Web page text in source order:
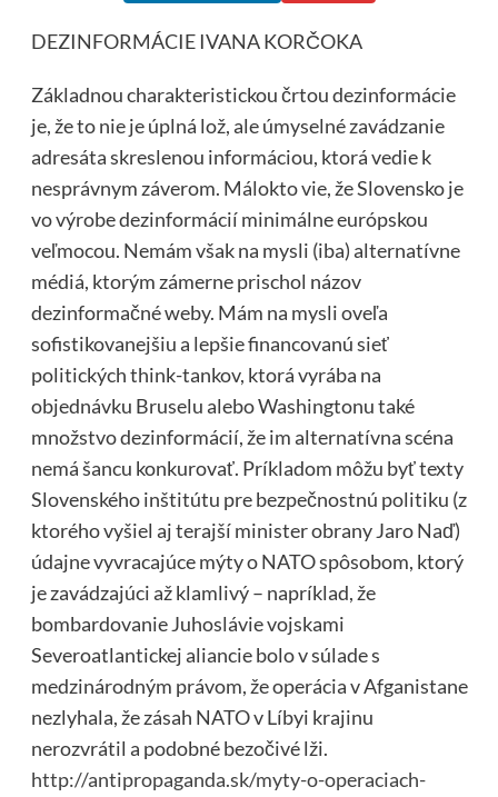
DEZINFORMÁCIE IVANA KORČOKA
Základnou charakteristickou črtou dezinformácie
je, že to nie je úplná lož, ale úmyselné zavádzanie
adresáta skreslenou informáciou, ktorá vedie k
nesprávnym záverom. Málokto vie, že Slovensko je
vo výrobe dezinformácií minimálne európskou
veľmocou. Nemám však na mysli (iba) alternatívne
médiá, ktorým zámerne prischol názov
dezinformačné weby. Mám na mysli oveľa
sofistikovanejšiu a lepšie financovanú sieť
politických think-tankov, ktorá vyrába na
objednávku Bruselu alebo Washingtonu také
množstvo dezinformácií, že im alternatívna scéna
nemá šancu konkurovať. Príkladom môžu byť texty
Slovenského inštitútu pre bezpečnostnú politiku (z
ktorého vyšiel aj terajší minister obrany Jaro Naď)
údajne vyvracajúce mýty o NATO spôsobom, ktorý
je zavádzajúci až klamlivý – napríklad, že
bombardovanie Juhoslávie vojskami
Severoatlantickej aliancie bolo v súlade s
medzinárodným právom, že operácia v Afganistane
nezlyhala, že zásah NATO v Líbyi krajinu
nerozvrátil a podobné bezočivé lži.
http://antipropaganda.sk/myty-o-operaciach-